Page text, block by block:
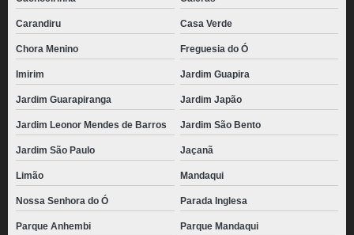
Carandiru Casa Verde
Chora Menino Freguesia do Ó
Imirim Jardim Guapira
Jardim Guarapiranga Jardim Japão
Jardim Leonor Mendes de Barros Jardim São Bento
Jardim São Paulo Jaçanã
Limão Mandaqui
Nossa Senhora do Ó Parada Inglesa
Parque Anhembi Parque Mandaqui